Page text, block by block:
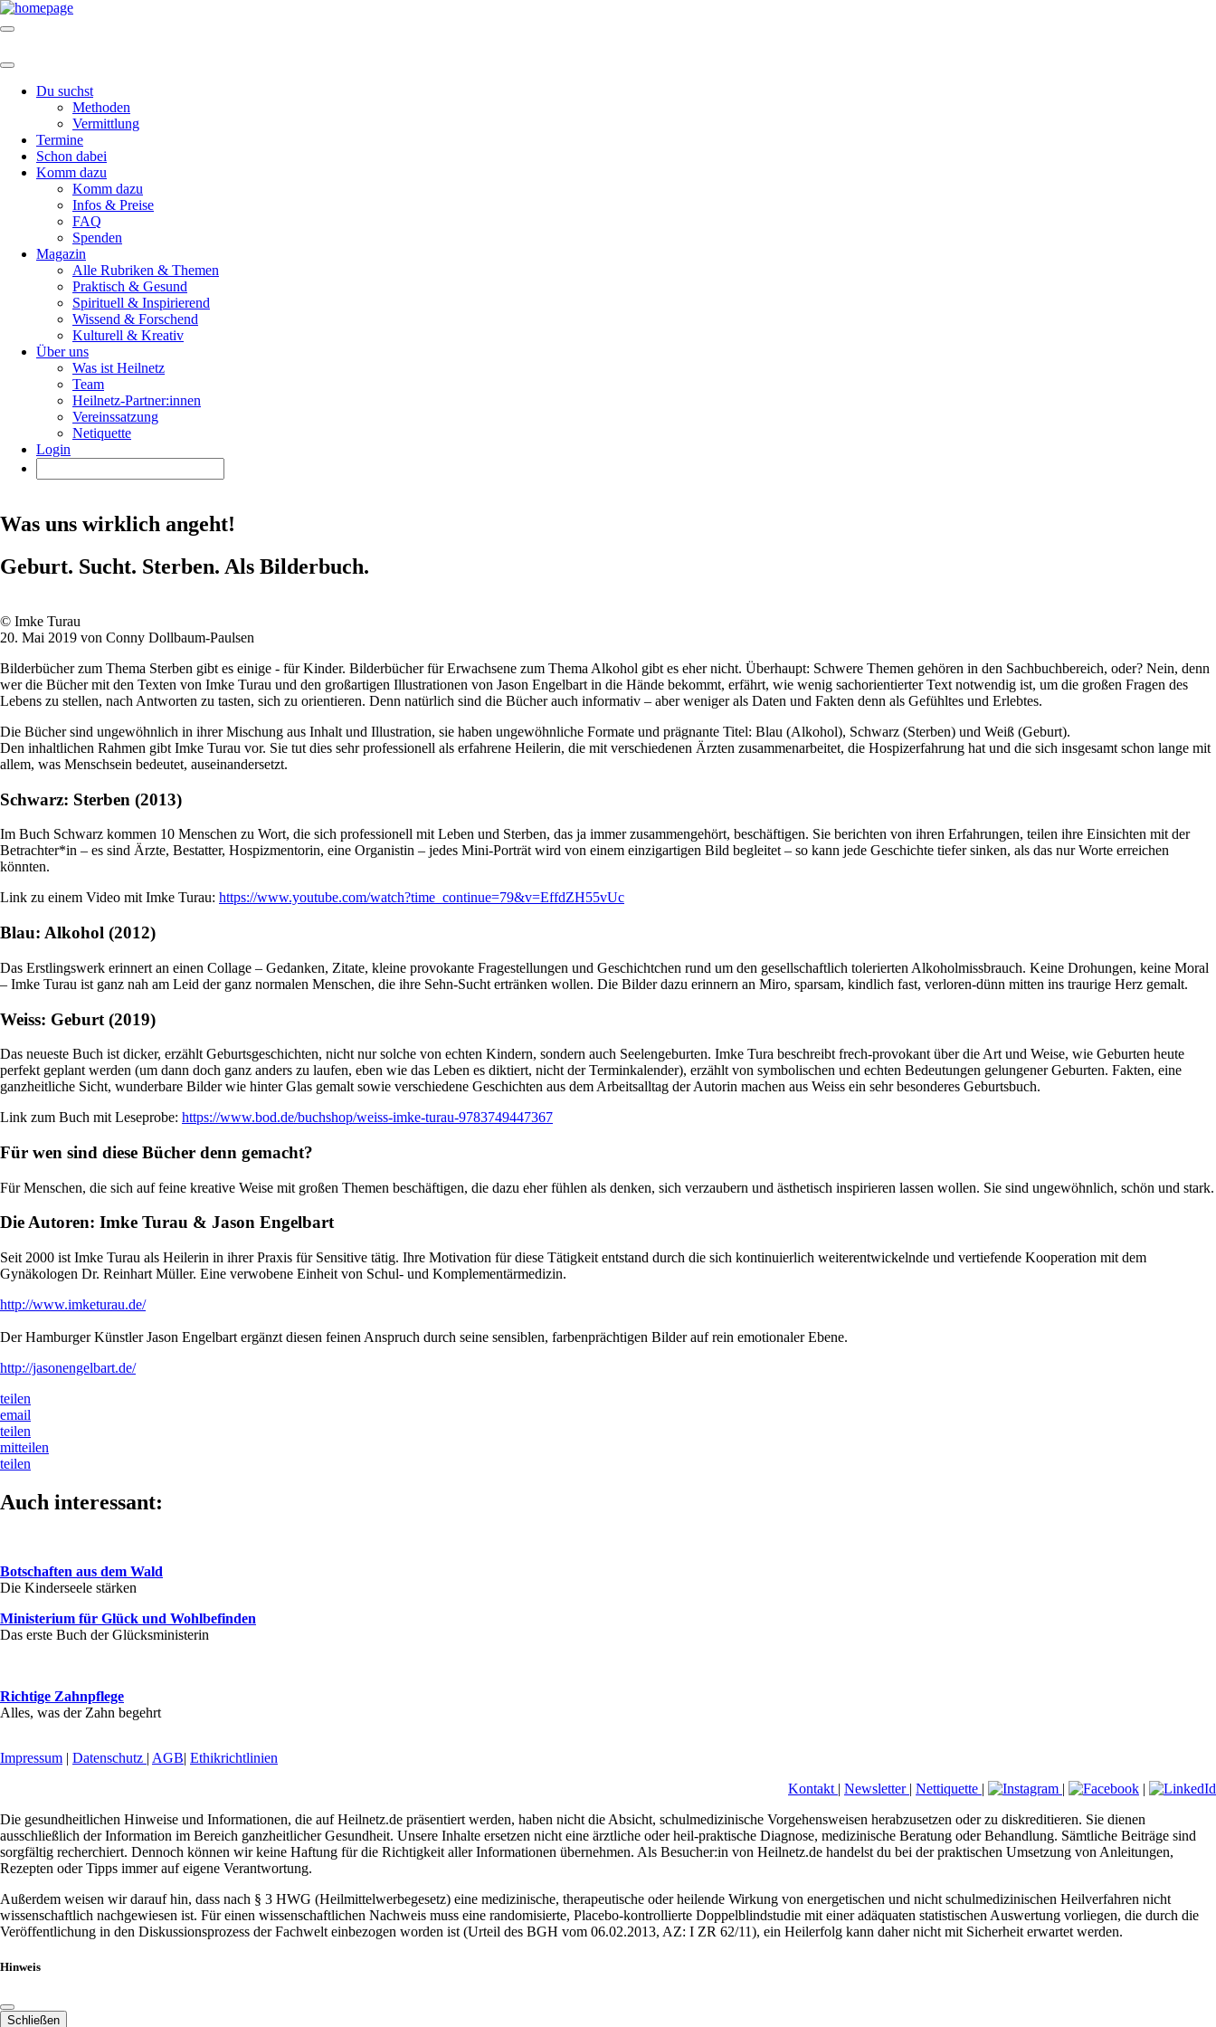
Du suchst
Methoden
Vermittlung
Termine
Schon dabei
Komm dazu
Komm dazu
Infos & Preise
FAQ
Spenden
Magazin
Alle Rubriken & Themen
Praktisch & Gesund
Spirituell & Inspirierend
Wissend & Forschend
Kulturell & Kreativ
Über uns
Was ist Heilnetz
Team
Heilnetz-Partner:innen
Vereinssatzung
Netiquette
Login
Was uns wirklich angeht!
Geburt. Sucht. Sterben. Als Bilderbuch.
© Imke Turau
20. Mai 2019 von Conny Dollbaum-Paulsen
Bilderbücher zum Thema Sterben gibt es einige - für Kinder. Bilderbücher für Erwachsene zum Thema Alkohol gibt es eher nicht. Überhaupt: Schwere Themen gehören in den Sachbuchbereich, oder? Nein, denn
wer die Bücher mit den Texten von Imke Turau und den großartigen Illustrationen von Jason Engelbart in die Hände bekommt, erfährt, wie wenig sachorientierter Text notwendig ist, um die großen Fragen des
Lebens zu stellen, nach Antworten zu tasten, sich zu orientieren. Denn natürlich sind die Bücher auch informativ – aber weniger als Daten und Fakten denn als Gefühltes und Erlebtes.
Die Bücher sind ungewöhnlich in ihrer Mischung aus Inhalt und Illustration, sie haben ungewöhnliche Formate und prägnante Titel: Blau (Alkohol), Schwarz (Sterben) und Weiß (Geburt).
Den inhaltlichen Rahmen gibt Imke Turau vor. Sie tut dies sehr professionell als erfahrene Heilerin, die mit verschiedenen Ärzten zusammenarbeitet, die Hospizerfahrung hat und die sich insgesamt schon lange mit
allem, was Menschsein bedeutet, auseinandersetzt.
Schwarz: Sterben (2013)
Im Buch Schwarz kommen 10 Menschen zu Wort, die sich professionell mit Leben und Sterben, das ja immer zusammengehört, beschäftigen. Sie berichten von ihren Erfahrungen, teilen ihre Einsichten mit der
Betrachter*in – es sind Ärzte, Bestatter, Hospizmentorin, eine Organistin – jedes Mini-Porträt wird von einem einzigartigen Bild begleitet – so kann jede Geschichte tiefer sinken, als das nur Worte erreichen
könnten.
Link zu einem Video mit Imke Turau: https://www.youtube.com/watch?time_continue=79&v=EffdZH55vUc
Blau: Alkohol (2012)
Das Erstlingswerk erinnert an einen Collage – Gedanken, Zitate, kleine provokante Fragestellungen und Geschichtchen rund um den gesellschaftlich tolerierten Alkoholmissbrauch. Keine Drohungen, keine Moral
– Imke Turau ist ganz nah am Leid der ganz normalen Menschen, die ihre Sehn-Sucht ertränken wollen. Die Bilder dazu erinnern an Miro, sparsam, kindlich fast, verloren-dünn mitten ins traurige Herz gemalt.
Weiss: Geburt (2019)
Das neueste Buch ist dicker, erzählt Geburtsgeschichten, nicht nur solche von echten Kindern, sondern auch Seelengeburten. Imke Tura beschreibt frech-provokant über die Art und Weise, wie Geburten heute
perfekt geplant werden (um dann doch ganz anders zu laufen, eben wie das Leben es diktiert, nicht der Terminkalender), erzählt von symbolischen und echten Bedeutungen gelungener Geburten. Fakten, eine
ganzheitliche Sicht, wunderbare Bilder wie hinter Glas gemalt sowie verschiedene Geschichten aus dem Arbeitsalltag der Autorin machen aus Weiss ein sehr besonderes Geburtsbuch.
Link zum Buch mit Leseprobe: https://www.bod.de/buchshop/weiss-imke-turau-9783749447367
Für wen sind diese Bücher denn gemacht?
Für Menschen, die sich auf feine kreative Weise mit großen Themen beschäftigen, die dazu eher fühlen als denken, sich verzaubern und ästhetisch inspirieren lassen wollen. Sie sind ungewöhnlich, schön und stark.
Die Autoren: Imke Turau & Jason Engelbart
Seit 2000 ist Imke Turau als Heilerin in ihrer Praxis für Sensitive tätig. Ihre Motivation für diese Tätigkeit entstand durch die sich kontinuierlich weiterentwickelnde und vertiefende Kooperation mit dem
Gynäkologen Dr. Reinhart Müller. Eine verwobene Einheit von Schul- und Komplementärmedizin.
http://www.imketurau.de/
Der Hamburger Künstler Jason Engelbart ergänzt diesen feinen Anspruch durch seine sensiblen, farbenprächtigen Bilder auf rein emotionaler Ebene.
http://jasonengelbart.de/
teilen
email
teilen
mitteilen
teilen
Auch interessant:
Botschaften aus dem Wald
Die Kinderseele stärken
Ministerium für Glück und Wohlbefinden
Das erste Buch der Glücksministerin
Richtige Zahnpflege
Alles, was der Zahn begehrt
Impressum | Datenschutz | AGB| Ethikrichtlinien
Kontakt | Newsletter | Nettiquette | |
|
Die gesundheitlichen Hinweise und Informationen, die auf Heilnetz.de präsentiert werden, haben nicht die Absicht, schulmedizinische Vorgehensweisen herabzusetzen oder zu diskreditieren. Sie dienen
ausschließlich der Information im Bereich ganzheitlicher Gesundheit. Unsere Inhalte ersetzen nicht eine ärztliche oder heil-praktische Diagnose, medizinische Beratung oder Behandlung. Sämtliche Beiträge sind
sorgfältig recherchiert. Dennoch können wir keine Haftung für die Richtigkeit aller Informationen übernehmen. Als Besucher:in von Heilnetz.de handelst du bei der praktischen Umsetzung von Anleitungen,
Rezepten oder Tipps immer auf eigene Verantwortung.
Außerdem weisen wir darauf hin, dass nach § 3 HWG (Heilmittelwerbegesetz) eine medizinische, therapeutische oder heilende Wirkung von energetischen und nicht schulmedizinischen Heilverfahren nicht
wissenschaftlich nachgewiesen ist. Für einen wissenschaftlichen Nachweis muss eine randomisierte, Placebo-kontrollierte Doppelblindstudie mit einer adäquaten statistischen Auswertung vorliegen, die durch die
Veröffentlichung in den Diskussionsprozess der Fachwelt einbezogen worden ist (Urteil des BGH vom 06.02.2013, AZ: I ZR 62/11), ein Heilerfolg kann daher nicht mit Sicherheit erwartet werden.
Hinweis
Schließen